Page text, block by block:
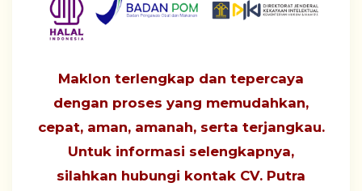
Maklon terlengkap dan tepercaya
dengan proses yang memudahkan,
cepat, aman, amanah, serta terjangkau.
Untuk informasi selengkapnya,
silahkan hubungi kontak CV. Putra